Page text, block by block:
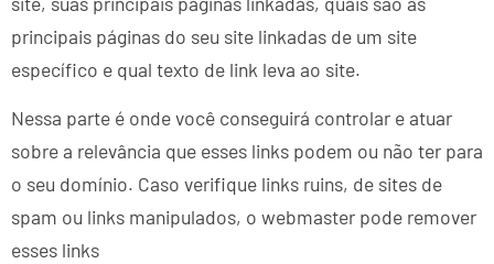
principais páginas do seu site linkadas de um site
específico e qual texto de link leva ao site.
Nessa parte é onde você conseguirá controlar e atuar
sobre a relevância que esses links podem ou não ter para
o seu domínio. Caso verifique links ruins, de sites de
spam ou links manipulados, o webmaster pode remover
esses links